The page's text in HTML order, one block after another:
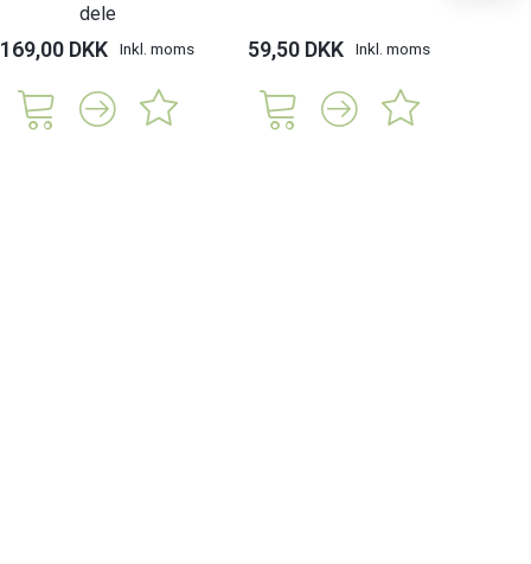
dele
169,00 DKK Inkl. moms 59,50 DKK Inkl. moms